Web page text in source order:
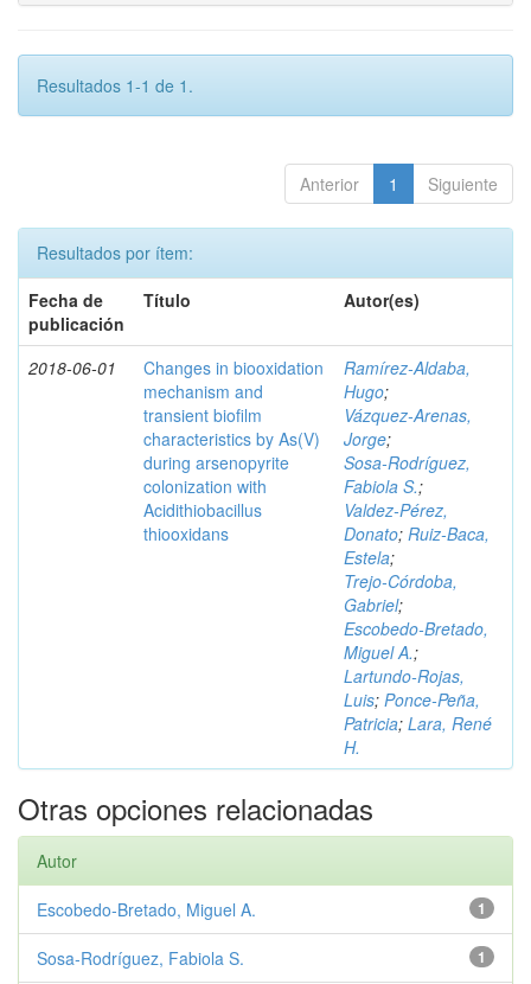
Resultados 1-1 de 1.
Anterior 1 Siguiente
Resultados por ítem:
Fecha de
publicación
Título Autor(es)
2018-06-01
Changes in biooxidation
mechanism and
transient biofilm
characteristics by As(V)
during arsenopyrite
colonization with
Acidithiobacillus
thiooxidans
Ramírez‑Aldaba,
Hugo;
Vázquez‑Arenas,
Jorge;
Sosa‑Rodríguez,
Fabiola S.;
Valdez‑Pérez,
Donato; Ruiz‑Baca,
Estela;
Trejo‑Córdoba,
Gabriel;
Escobedo‑Bretado,
Miguel A.;
Lartundo‑Rojas,
Luis; Ponce‑Peña,
Patricia; Lara, René
H.
Otras opciones relacionadas
Autor
1
Escobedo‑Bretado, Miguel A.
1
Sosa‑Rodríguez, Fabiola S.